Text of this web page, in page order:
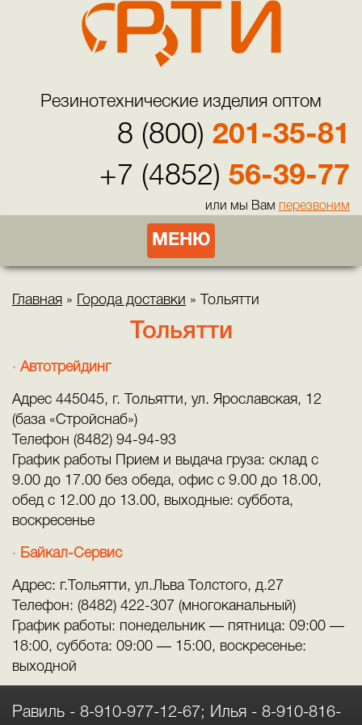
Резинотехнические изделия оптом
8 (800) 201-35-81
+7 (4852) 56-39-77
или мы Вам перезвоним
МЕНЮ
Главная » Города доставки » Тольятти
Тольятти
Автотрейдинг
Адрес 445045, г. Тольятти, ул. Ярославская, 12
(база «Стройснаб»)
Телефон (8482) 94-94-93
График работы Прием и выдача груза: склад с
9.00 до 17.00 без обеда, офис с 9.00 до 18.00,
обед с 12.00 до 13.00, выходные: суббота,
воскресенье
Байкал-Сервис
Адрес: г.Тольятти, ул.Льва Толстого, д.27
Телефон: (8482) 422-307 (многоканальный)
График работы: понедельник — пятница: 09:00 —
18:00, суббота: 09:00 — 15:00, воскресенье:
выходной
Равиль - 8-910-977-12-67 ; Илья - 8-910-816-